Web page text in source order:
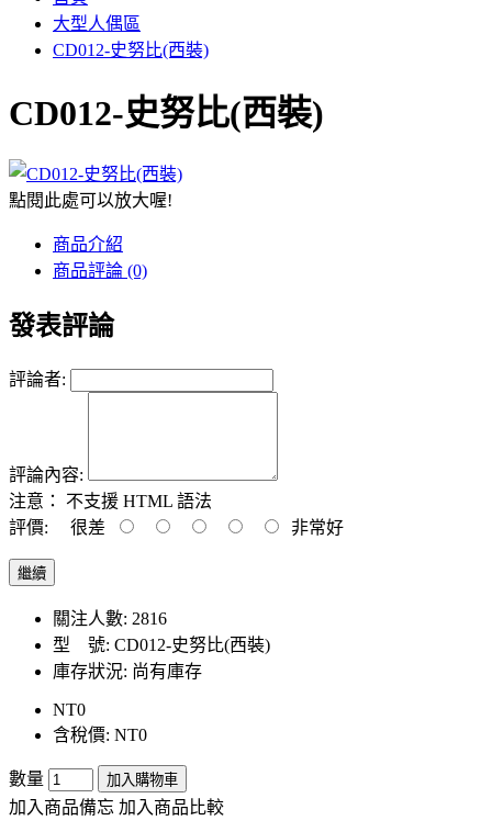
大型人偶區
CD012-史努比(西裝)
CD012-史努比(西裝)
點閱此處可以放大喔!
商品介紹
商品評論 (0)
發表評論
評論者:
評論內容:
注意：
不支援 HTML 語法
評價: 很差 非常好
繼續
關注人數: 2816
型 號: CD012-史努比(西裝)
庫存狀況: 尚有庫存
NT0
含稅價: NT0
數量 加入購物車
加入商品備忘 加入商品比較